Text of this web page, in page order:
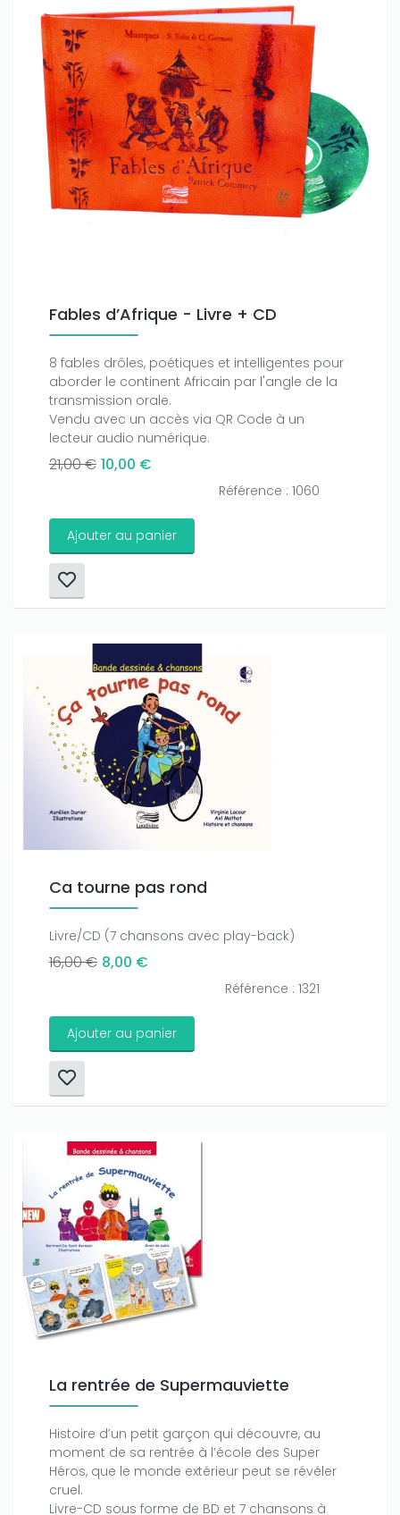
Fables d’Afrique - Livre + CD
8 fables drôles, poétiques et intelligentes pour
aborder le continent Africain par l'angle de la
transmission orale.
Vendu avec un accès via QR Code à un
lecteur audio numérique.
21,00 € 10,00 €
Référence : 1060
Ajouter au panier
Ca tourne pas rond
Livre/CD (7 chansons avec play-back)
16,00 € 8,00 €
Référence : 1321
Ajouter au panier
La rentrée de Supermauviette
Histoire d’un petit garçon qui découvre, au
moment de sa rentrée à l’école des Super
Héros, que le monde extérieur peut se révéler
cruel.
Livre-CD sous forme de BD et 7 chansons à
Only play atJoo casinoif you really want to win a huge
amount on your credits!